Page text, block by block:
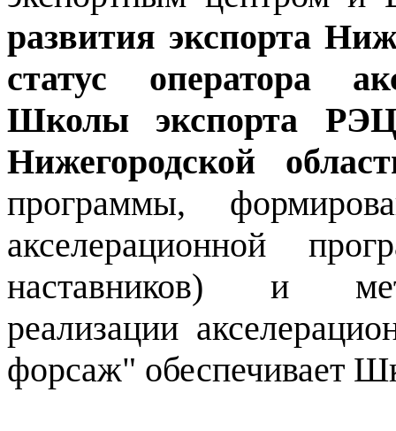
развития экспорта
статус оператора
Школы экспорта
Нижегородской
программы,
акселерационной
наставников) и
реализации
форсаж" обеспечивает